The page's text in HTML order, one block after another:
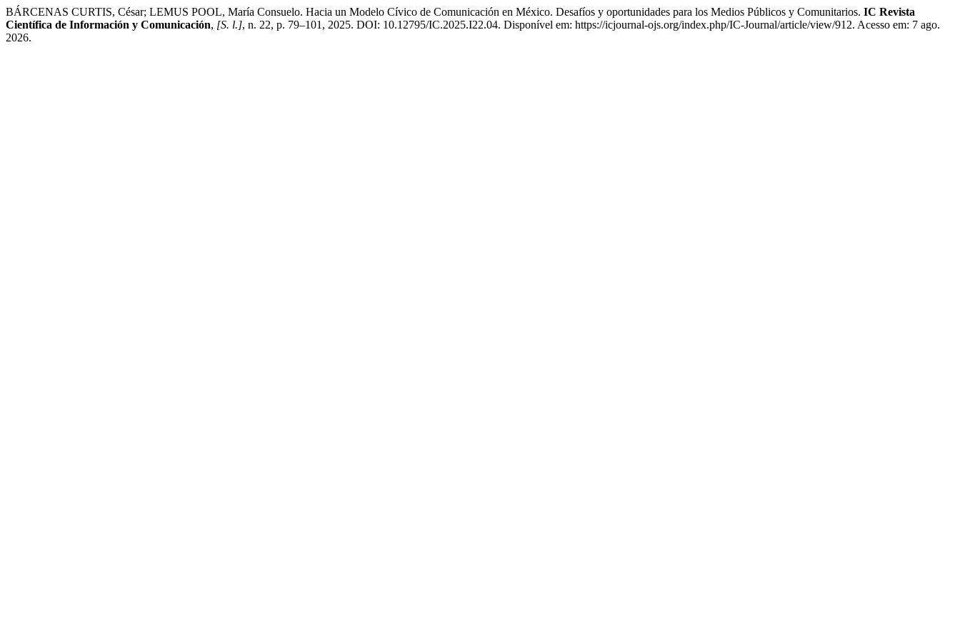
BÁRCENAS CURTIS, César; LEMUS POOL, María Consuelo. Hacia un Modelo Cívico de Comunicación en México. Desafíos y oportunidades para los Medios Públicos y Comunitarios. IC Revista
Científica de Información y Comunicación, [S. l.], n. 22, p. 79–101, 2025. DOI: 10.12795/IC.2025.I22.04. Disponível em: https://icjournal-ojs.org/index.php/IC-Journal/article/view/912. Acesso em: 7 ago.
2026.